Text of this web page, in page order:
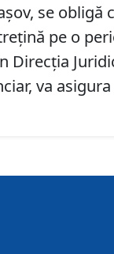
se
pe o
va